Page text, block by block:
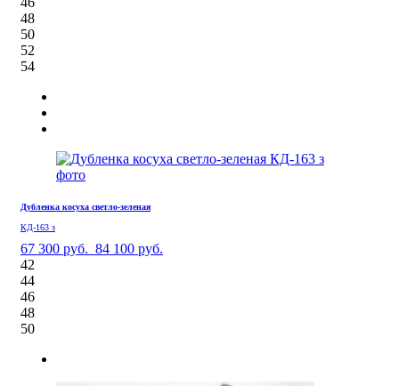
48
50
52
54
Дубленка косуха светло-зеленая
КД-163 з
67 300 руб. 84 100 руб.
42
44
46
48
50